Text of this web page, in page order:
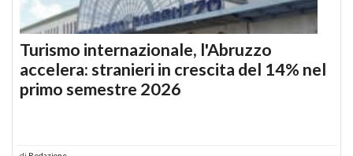
Turismo internazionale, l'Abruzzo
accelera: stranieri in crescita del 14% nel
primo semestre 2026